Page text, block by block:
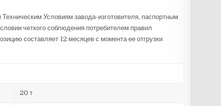
Условиям завода-изготовителя, паспортным
четкого соблюдения потребителем правил
составляет 12 месяцев с момента ее отгрузки
20 т